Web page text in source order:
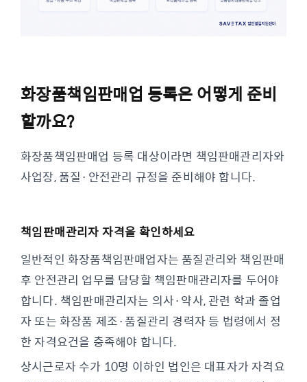
화장품책임판매업 등록은 어떻게 준비
할까요?
화장품책임판매업 등록 대상이라면 책임판매관리자와
사업장, 품질·안전관리 규정을 준비해야 합니다.
책임판매관리자 자격을 확인하세요
일반적인 화장품책임판매업자는 품질관리와 책임판매
후 안전관리 업무를 담당할 책임판매관리자를 두어야
합니다. 책임판매관리자는 의사·약사, 관련 학과 졸업
자 또는 화장품 제조·품질관리 경력자 등 법령에서 정
한 자격요건을 충족해야 합니다.
상시근로자 수가 10명 이하인 법인은 대표자가 자격요